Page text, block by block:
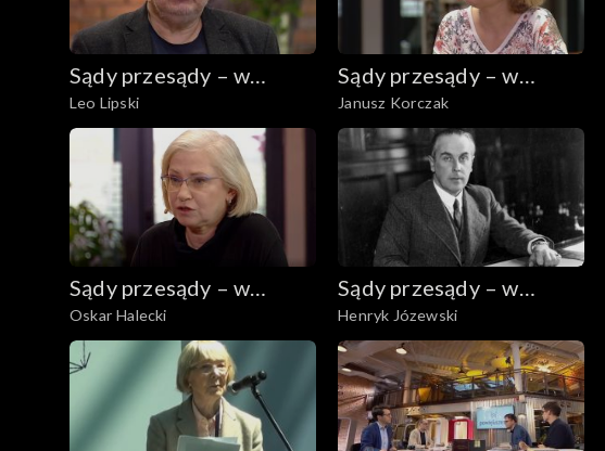
Sądy przesądy – w
powiększeniu
Leo Lipski
Sądy przesądy – w
powiększeniu
Janusz Korczak
Sądy przesądy – w
powiększeniu
Oskar Halecki
Sądy przesądy – w
powiększeniu
Henryk Józewski